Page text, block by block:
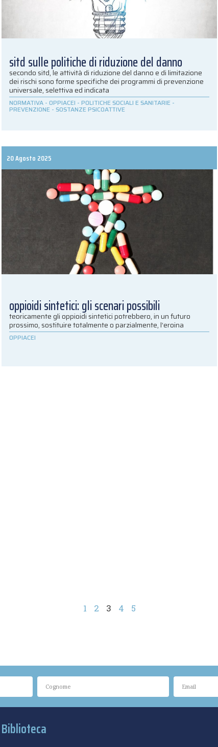
sitd sulle politiche di riduzione del danno
secondo sitd, le attività di riduzione del danno e di limitazione
dei rischi sono forme specifiche dei programmi di prevenzione
universale, selettiva ed indicata
NORMATIVA -OPPIACEI -POLITICHE SOCIALI E SANITARIE -
PREVENZIONE -SOSTANZE PSICOATTIVE
20 Agosto 2025
oppioidi sintetici: gli scenari possibili
teoricamente gli oppioidi sintetici potrebbero, in un futuro
prossimo, sostituire totalmente o parzialmente, l’eroina
OPPIACEI
1 2 3 4 5
Biblioteca